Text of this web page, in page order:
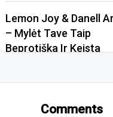
Lemon Joy & Danell
– Mylėt Tave Taip
Beprotiška Ir Keista
Comments